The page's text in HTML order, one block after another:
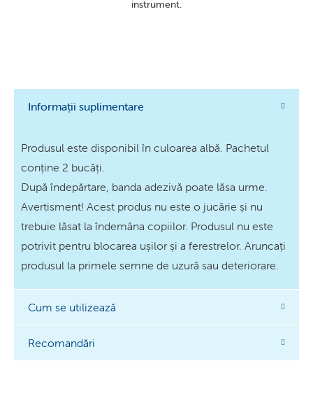
instrument.
Informații suplimentare
Produsul este disponibil în culoarea albă. Pachetul
conține 2 bucăți.
După îndepărtare, banda adezivă poate lăsa urme.
Avertisment! Acest produs nu este o jucărie și nu
trebuie lăsat la îndemâna copiilor. Produsul nu este
potrivit pentru blocarea ușilor și a ferestrelor. Aruncați
produsul la primele semne de uzură sau deteriorare.
Cum se utilizează
Recomandări